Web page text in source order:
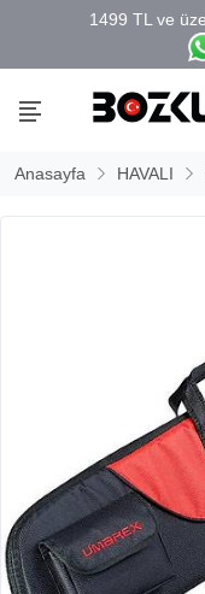
Anasayfa HAVALI